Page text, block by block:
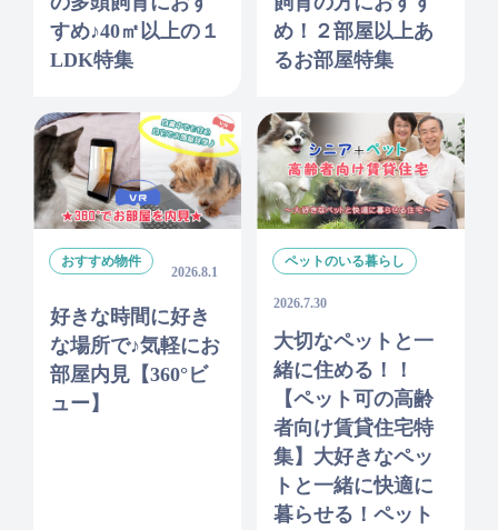
すめ♪40㎡以上の１
LDK特集
め！２部屋以上あ
るお部屋特集
おすすめ物件
2026.8.1
好きな時間に好き
な場所で♪気軽にお
部屋内見【360°ビ
ュー】
ペットのいる暮らし
2026.7.30
大切なペットと一
緒に住める！！
【ペット可の高齢
者向け賃貸住宅特
集】大好きなペッ
トと一緒に快適に
暮らせる！ペット